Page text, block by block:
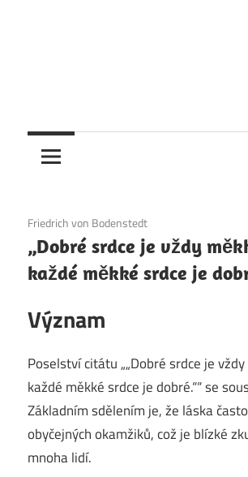
6. 12. 2020
Friedrich von Bodenstedt
„Dobré srdce je vždy
každé měkké srdce je
Význam
Poselství citátu „„Dobré srdce je
každé měkké srdce je dobré.““ se
Základním sdělením je, že láska
obyčejných okamžiků, což je blízké
mnoha lidí.